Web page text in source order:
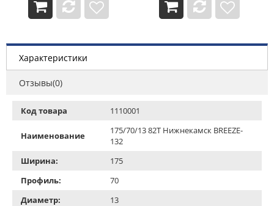
Характеристики
Отзывы(0)
Код товара 1110001
Наименование
175/70/13 82T Нижнекамск BREEZE-
132
Ширина:
175
Профиль:
70
Диаметр:
13